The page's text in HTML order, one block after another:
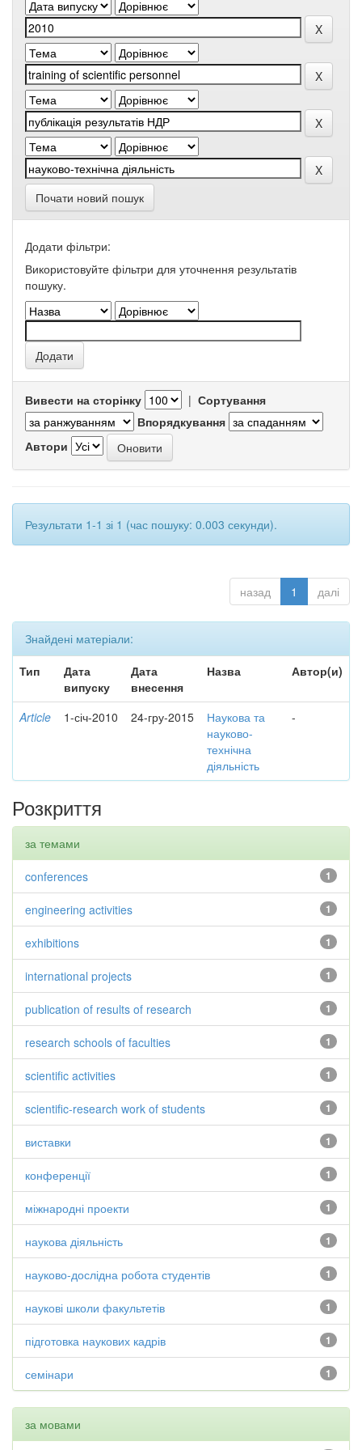
Почати новий пошук
Додати фільтри:
Використовуйте фільтри для уточнення результатів
пошуку.
Вивести на сторінку | Сортування
Впорядкування
Автори
Результати 1-1 зі 1 (час пошуку: 0.003 секунди).
назад 1 далі
Знайдені матеріали:
Тип
Дата
випуску
Дата
внесення
Назва Автор(и)
Article 1-січ-2010 24-гру-2015
Наукова та
науково-
технічна
діяльність
-
Розкриття
за темами
1
conferences
1
engineering activities
1
exhibitions
1
international projects
1
publication of results of research
1
research schools of faculties
1
scientific activities
1
scientific-research work of students
1
виставки
1
конференції
1
міжнародні проекти
1
наукова діяльність
1
науково-дослідна робота студентів
1
наукові школи факультетів
1
підготовка наукових кадрів
1
семінари
за мовами